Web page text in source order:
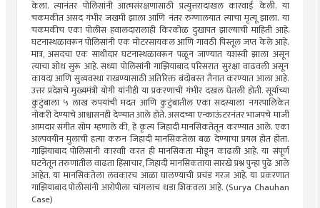
केला. त्यानंतर पोलिसांनी आत्मसंरक्षणासाठी प्रत्युत्तरादाखल कारवाई केली. या
चकमकीत असद गंभीर जखमी झाला आणि नंतर रुग्णालयात त्याचा मृत्यू झाला. या
चकमकीच एका पोलीस हवालदारालाही किरकोळ दुखापत झाल्याची माहिती आहे.
घटनास्थळावरून पोलिसांनी एक मोटरसायकल आणि गावठी पिस्तूल जप्त केले आहे.
मात्र, असदचा एक साथीदार घटनास्थळावरून पळून जाण्यात यशस्वी झाला असून
त्याचा शोध सुरू आहे. सध्या पोलिसांनी गाझियाबाद परिसरात सुरक्षा वाढवली असून
कायदा आणि सुव्यवस्था राखण्यासाठी अतिरिक्त बंदोबस्त तैनात करण्यात आला आहे.
उत्तर प्रदेशचे मुख्यमंत्री योगी यांनीही या प्रकरणाची गंभीर दखल घेतली होती. सूर्याच्या
कुटुंबाला ५ लाख रुपयांची मदत आणि कुटुंबातील एका सदस्याला नगरपालिकेत
नोकरी देण्याचे आश्वासनही देण्यात आले होते. असदच्या एन्काऊंटरनंतर भाजपचे माजी
आमदार संगीत सोम म्हणाले की, हे कृत्य जिहादी मानसिकतेतून करण्यात आले. एका
अल्पवयीन मुलाची हत्या करुन जिहादी मानसिकतेला बळ देण्याचा प्रयत्न होत होता.
गाझियाबाद पोलिसांनी कारवाी करत ही मानसिकता मोडून काढली आहे. या संपूर्ण
घटनेतून तरुणांतील वाढता हिंसाचार, जिहादी मानसिकताया सारखे प्रश्न पुन्हा पुढे आले
आहेत. या मानसिकतेला लवकारच आळा घालण्याची प्रचंड गरज आहे. या प्रकरणात
गाझियाबाद पोलीसांनी आरोपीला चांगलाच धडा शिकवला आहे. (Surya Chauhan
Case)